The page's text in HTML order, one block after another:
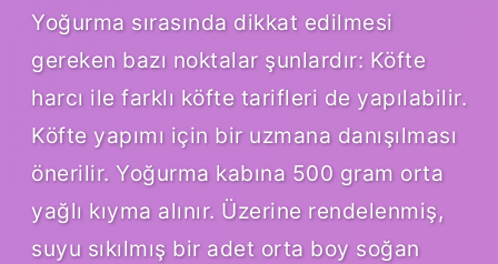
Yoğurma sırasında dikkat edilmesi
gereken bazı noktalar şunlardır: Köfte
harcı ile farklı köfte tarifleri de yapılabilir.
Köfte yapımı için bir uzmana danışılması
önerilir. Yoğurma kabına 500 gram orta
yağlı kıyma alınır. Üzerine rendelenmiş,
suyu sıkılmış bir adet orta boy soğan